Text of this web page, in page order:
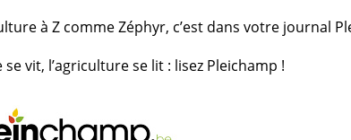
à Z comme Zéphyr, c’est dans votre journal
vit, l’agriculture se lit : lisez Pleichamp !